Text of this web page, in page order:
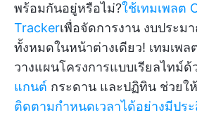
พร้อมกันอยู่หรือไม่?ใช้เทมเพลต
Trackerเพื่อจัดการงาน งบประม
ทั้งหมดในหน้าต่างเดียว! เทมเพ
วางแผนโครงการแบบเรียลไทม์ด้
แกนต์ กระดาน และปฏิทิน ช่วยให้
ติดตามกำหนดเวลาได้อย่างมีปร